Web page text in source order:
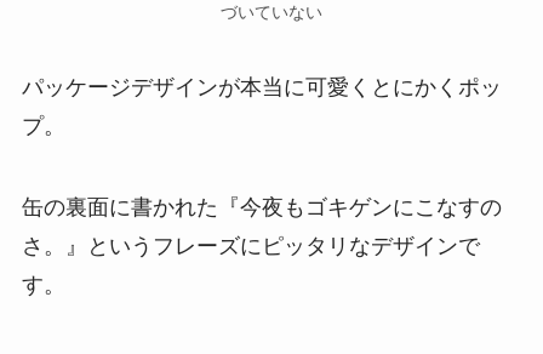
づいていない
パッケージデザインが本当に可愛くとにかくポッ
プ。
缶の裏面に書かれた『今夜もゴキゲンにこなすの
さ。』というフレーズにピッタリなデザインで
す。